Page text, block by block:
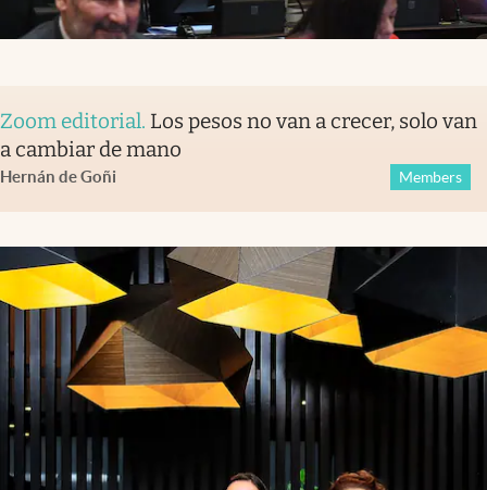
Zoom editorial. Los pesos no van a crecer, solo van
a cambiar de mano
Hernán de Goñi Members